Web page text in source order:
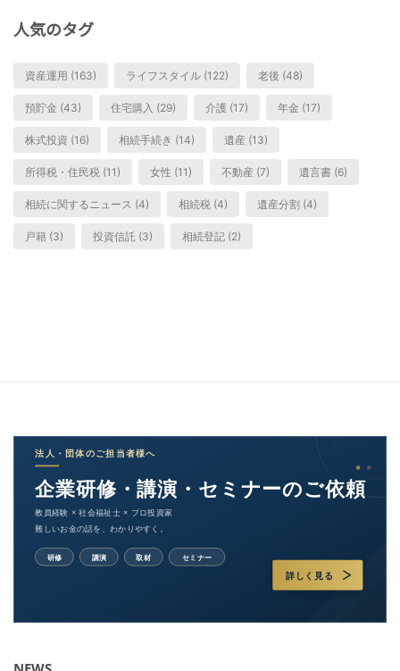
人気のタグ
資産運用 (163) ライフスタイル (122) 老後 (48)
預貯金 (43) 住宅購入 (29) 介護 (17) 年金 (17)
株式投資 (16) 相続手続き (14) 遺産 (13)
所得税・住民税 (11) 女性 (11) 不動産 (7) 遺言書 (6)
相続に関するニュース (4) 相続税 (4) 遺産分割 (4)
戸籍 (3) 投資信託 (3) 相続登記 (2)